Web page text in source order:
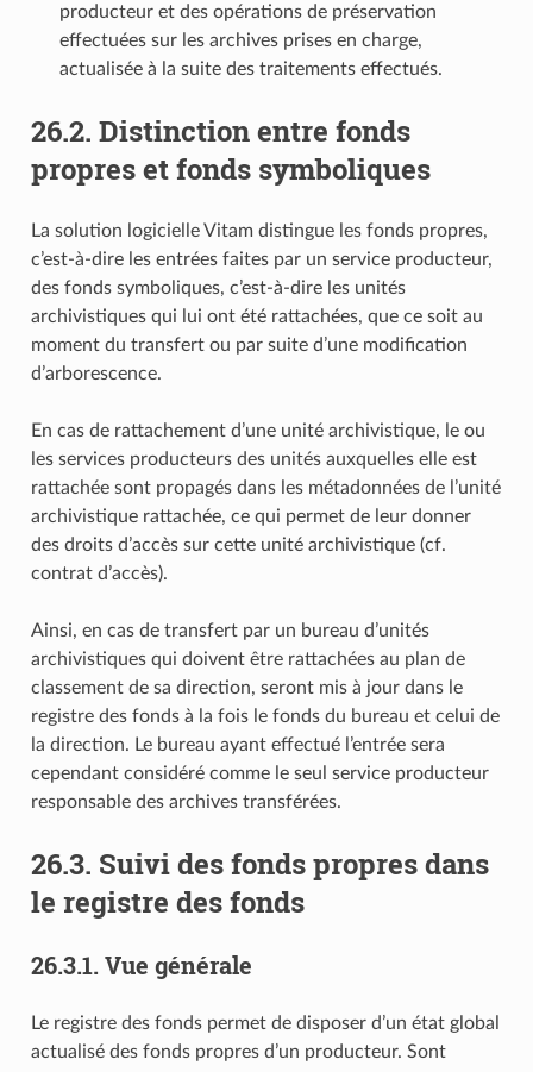
producteur et des opérations de préservation
effectuées sur les archives prises en charge,
actualisée à la suite des traitements effectués.
26.2. Distinction entre fonds
propres et fonds symboliques
La solution logicielle Vitam distingue les fonds propres,
c’est-à-dire les entrées faites par un service producteur,
des fonds symboliques, c’est-à-dire les unités
archivistiques qui lui ont été rattachées, que ce soit au
moment du transfert ou par suite d’une modification
d’arborescence.
En cas de rattachement d’une unité archivistique, le ou
les services producteurs des unités auxquelles elle est
rattachée sont propagés dans les métadonnées de l’unité
archivistique rattachée, ce qui permet de leur donner
des droits d’accès sur cette unité archivistique (cf.
contrat d’accès).
Ainsi, en cas de transfert par un bureau d’unités
archivistiques qui doivent être rattachées au plan de
classement de sa direction, seront mis à jour dans le
registre des fonds à la fois le fonds du bureau et celui de
la direction. Le bureau ayant effectué l’entrée sera
cependant considéré comme le seul service producteur
responsable des archives transférées.
26.3. Suivi des fonds propres dans
le registre des fonds
26.3.1. Vue générale
Le registre des fonds permet de disposer d’un état global
actualisé des fonds propres d’un producteur. Sont